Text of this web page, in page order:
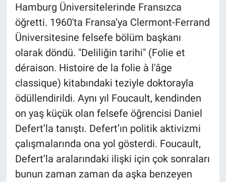
Hamburg Üniversitelerinde Fransızca
öğretti. 1960'ta Fransa’ya Clermont-Ferrand
Üniversitesine felsefe bölüm başkanı
olarak döndü. "Deliliğin tarihi" (Folie et
déraison. Histoire de la folie à l'âge
classique) kitabındaki teziyle doktorayla
ödüllendirildi. Aynı yıl Foucault, kendinden
on yaş küçük olan felsefe öğrencisi Daniel
Defert’la tanıştı. Defert’ın politik aktivizmi
çalışmalarında ona yol gösterdi. Foucault,
Defert’la aralarındaki ilişki için çok sonraları
bunun zaman zaman da aşka benzeyen